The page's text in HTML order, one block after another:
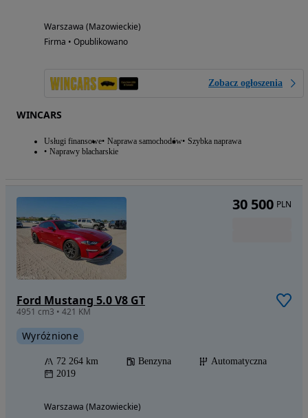
Warszawa (Mazowieckie)
Firma • Opublikowano
Zobacz ogłoszenia
WINCARS
Usługi finansowe Naprawa samochodów Szybka naprawa
Naprawy blacharskie
Ford Mustang 5.0 V8 GT
4951 cm3 • 421 KM
Wyróżnione
72 264 km Benzyna
Automatyczna
2019
Warszawa (Mazowieckie)
30 500 PLN